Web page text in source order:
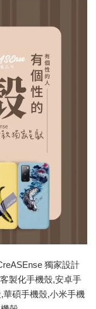
獨家設計
製化手機殼,安卓手
華碩手機殼,小米手機